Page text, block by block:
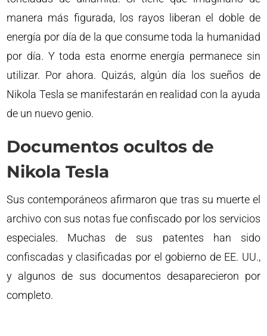
manera más figurada, los rayos liberan el doble de
energía por día de la que consume toda la humanidad
por día. Y toda esta enorme energía permanece sin
utilizar. Por ahora. Quizás, algún día los sueños de
Nikola Tesla se manifestarán en realidad con la ayuda
de un nuevo genio.
Documentos ocultos de
Nikola Tesla
Sus contemporáneos afirmaron que tras su muerte el
archivo con sus notas fue confiscado por los servicios
especiales. Muchas de sus patentes han sido
confiscadas y clasificadas por el gobierno de EE. UU.,
y algunos de sus documentos desaparecieron por
completo.